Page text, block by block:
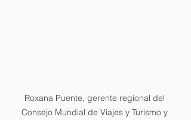
Roxana Puente, gerente regional del
Consejo Mundial de Viajes y Turismo y